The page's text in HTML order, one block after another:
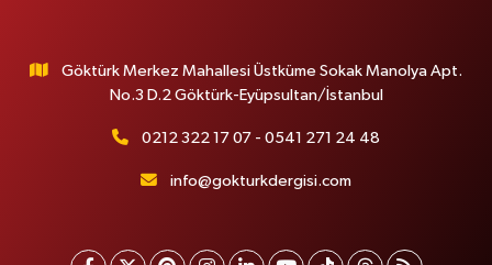
Göktürk Merkez Mahallesi Üstküme Sokak Manolya Apt.
No.3 D.2 Göktürk-Eyüpsultan/İstanbul
0212 322 17 07 - 0541 271 24 48
info@gokturkdergisi.com